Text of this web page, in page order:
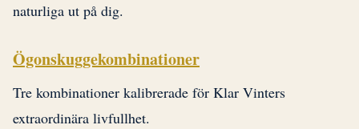
naturliga ut på dig.
Ögonskuggekombinationer
Tre kombinationer kalibrerade för Klar Vinters
extraordinära livfullhet.